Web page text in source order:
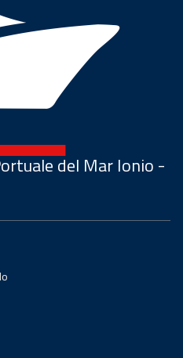
del Mar Ionio -